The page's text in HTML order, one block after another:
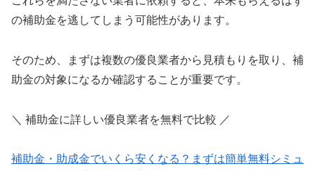
の補助金を逃してしまう可能性があります。
そのため、まずは複数の優良業者から見積もりを取り、補
助金の対象になるか確認することが重要です。
＼ 補助金に詳しい優良業者を無料で比較 ／
補助金・助成金でいくら安くなる？まずは簡単無料シミュ